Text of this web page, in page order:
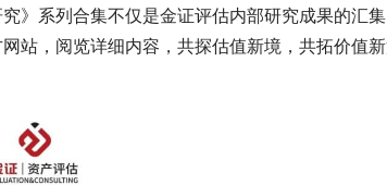
》系列合集不仅是金证评估内部研究成果的汇
站，阅览详细内容，共探估值新境，共拓价值新